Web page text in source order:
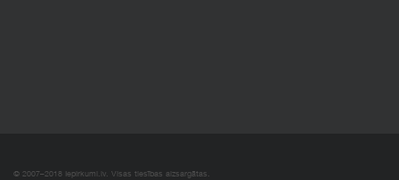
© 2007–2018 Iepirkumi.lv. Visas tiesības aizsargātas.